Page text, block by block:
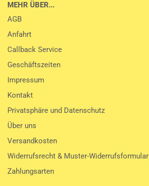
MEHR ÜBER...
AGB
Anfahrt
Callback Service
Geschäftszeiten
Impressum
Kontakt
Privatsphäre und Datenschutz
Über uns
Versandkosten
Widerrufsrecht & Muster-Widerrufsformular
Zahlungsarten